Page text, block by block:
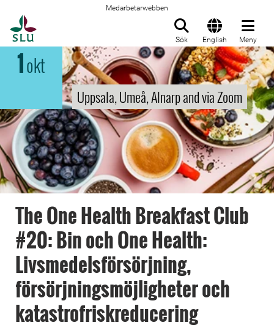
Medarbetarwebben
Sök English Meny
1okt
Uppsala, Umeå, Alnarp and via Zoom
The One Health Breakfast Club
#20: Bin och One Health:
Livsmedelsförsörjning,
försörjningsmöjligheter och
katastrofriskreducering